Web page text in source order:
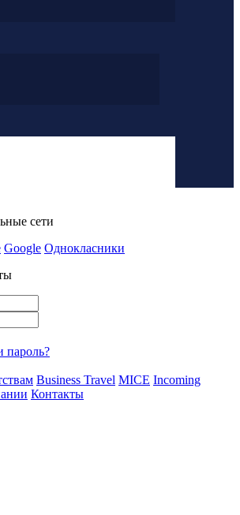
сети
Google Однокласники
пароль?
Business Travel MICE Incoming
Контакты